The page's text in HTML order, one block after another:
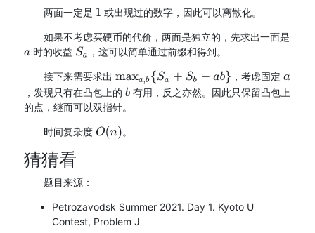
两面一定是 1 或出现过的数字，因此可以离散化。
如果不考虑买硬币的代价，两面是独立的，先求出一面是
a时的收益 Sa ，这可以简单通过前缀和得到。
接下来需要求出 maxa, b{Sa+ Sb −ab} ，考虑固定a
，发现只有在凸包上的 b 有用，反之亦然。因此只保留凸包上
的点，继而可以双指针。
时间复杂度 O(n) 。
猜猜看
题目来源：
Petrozavodsk Summer 2021. Day 1. Kyoto U
Contest, Problem J